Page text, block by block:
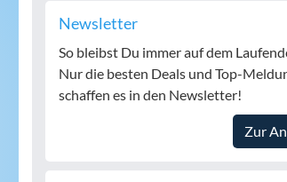
Newsletter
So bleibst Du immer auf dem
Nur die besten Deals und Top-
schaffen es in den Newsletter!
Zur